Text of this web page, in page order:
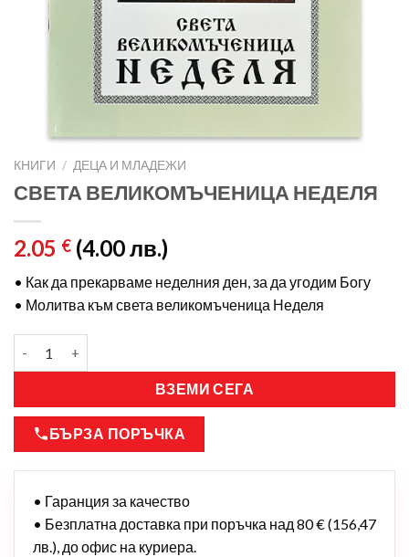
КНИГИ / ДЕЦА И МЛАДЕЖИ
СВЕТА ВЕЛИКОМЪЧЕНИЦА НЕДЕЛЯ
2.05 € (4.00 лв.)
• Как да прекарваме неделния ден, за да угодим Богу
• Молитва към света великомъченица Неделя
ВЗЕМИ СЕГА
БЪРЗА ПОРЪЧКА
• Гаранция за качество
• Безплатна доставка при поръчка над 80 € (156,47
лв.), до офис на куриера.